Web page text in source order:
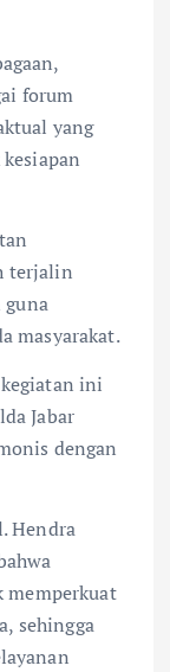
forum
yang
terjalin
masyarakat.
ini
Jabar
dengan
Hendra
sehingga